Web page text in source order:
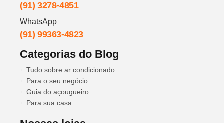
(91) 3278-4851
WhatsApp
(91) 99363-4823
Categorias do Blog
Tudo sobre ar condicionado
Para o seu negócio
Guia do açougueiro
Para sua casa